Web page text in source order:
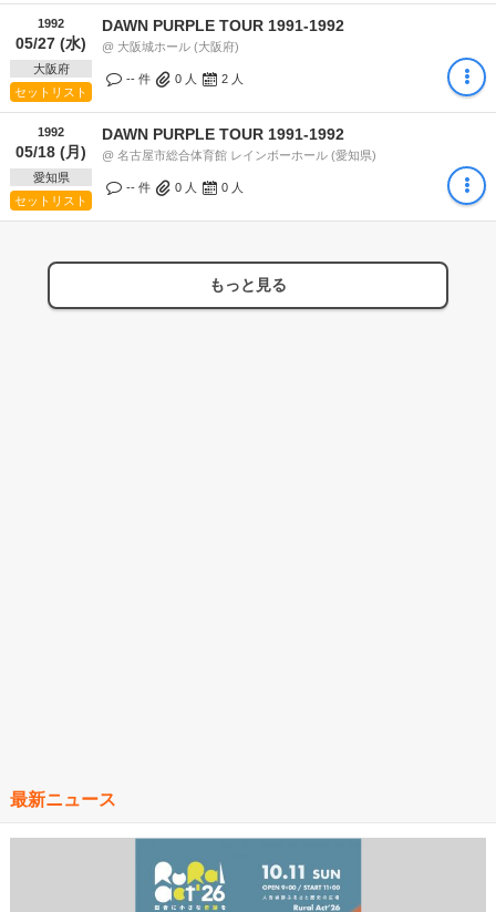
1992
05/27 (水)
大阪府
セットリスト
DAWN PURPLE TOUR 1991-1992
@ 大阪城ホール (大阪府)
-- 件 0 人 2 人
1992
05/18 (月)
愛知県
セットリスト
DAWN PURPLE TOUR 1991-1992
@ 名古屋市総合体育館 レインボーホール (愛知県)
-- 件 0 人 0 人
もっと見る
最新ニュース